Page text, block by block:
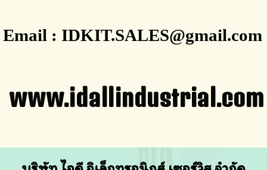
Email : IDKIT.SALES@gmail.com
www.idallindustrial.com